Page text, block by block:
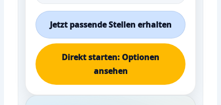
Jetzt passende Stellen erhalten
Direkt starten: Optionen
ansehen